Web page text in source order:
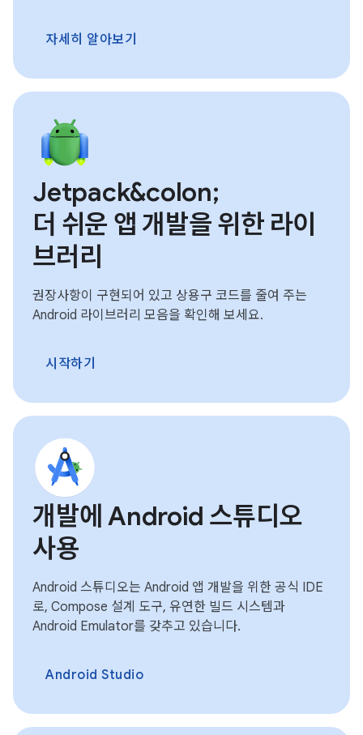
자세히 알아보기
Jetpack&colon;
더 쉬운 앱 개발을 위한 라이
브러리
권장사항이 구현되어 있고 상용구 코드를 줄여 주는
Android 라이브러리 모음을 확인해 보세요.
시작하기
개발에 Android 스튜디오
사용
Android 스튜디오는 Android 앱 개발을 위한 공식 IDE
로, Compose 설계 도구, 유연한 빌드 시스템과
Android Emulator를 갖추고 있습니다.
Android Studio